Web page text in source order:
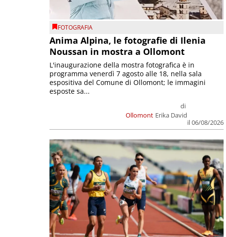
FOTOGRAFIA
Anima Alpina, le fotografie di Ilenia
Noussan in mostra a Ollomont
Ollomont
di
Erika David
il 06/08/2026
L'inaugurazione della mostra fotografica è in
programma venerdì 7 agosto alle 18, nella sala
espositiva del Comune di Ollomont; le immagini
esposte sa...